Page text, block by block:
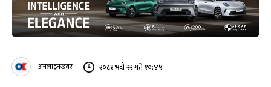
अनलाइनखबर २०८१ भदौ २२ गते १०:४५